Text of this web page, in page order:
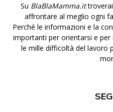
Su BlaBlaMamma.it
affrontare al meglio ogni
Perché le informazioni e la
importanti per orientarsi e
le mille difficoltà del lavoro